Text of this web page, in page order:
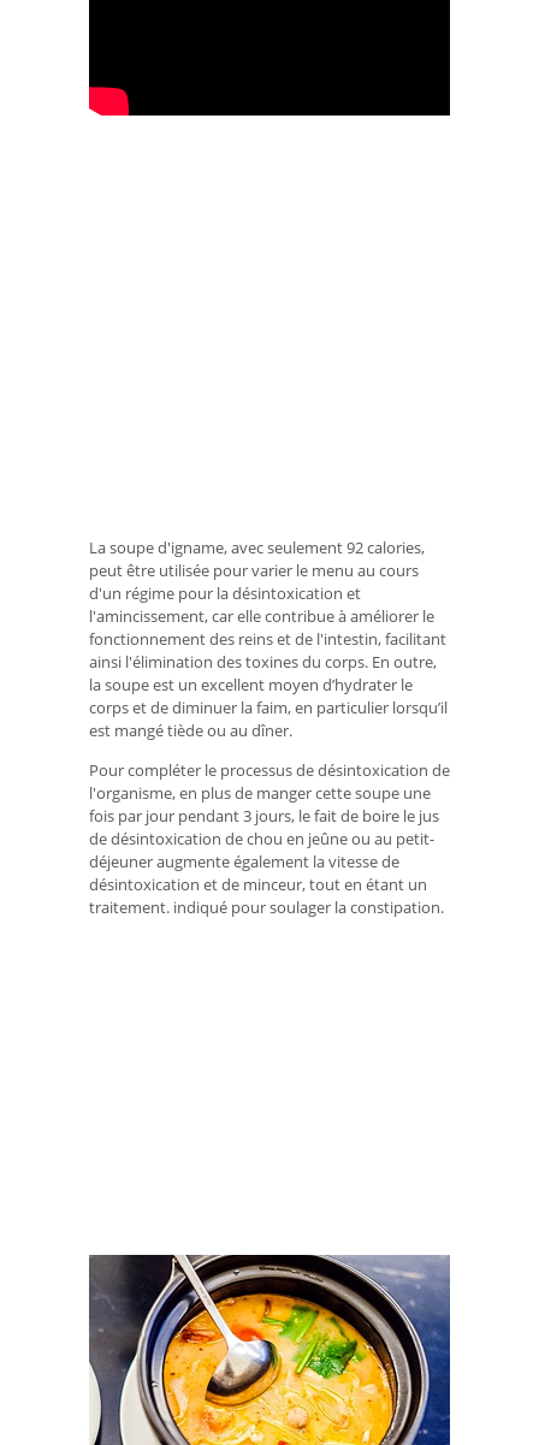
La soupe d'igname, avec seulement 92 calories,
peut être utilisée pour varier le menu au cours
d'un régime pour la désintoxication et
l'amincissement, car elle contribue à améliorer le
fonctionnement des reins et de l'intestin, facilitant
ainsi l'élimination des toxines du corps. En outre,
la soupe est un excellent moyen d’hydrater le
corps et de diminuer la faim, en particulier lorsqu’il
est mangé tiède ou au dîner.
Pour compléter le processus de désintoxication de
l'organisme, en plus de manger cette soupe une
fois par jour pendant 3 jours, le fait de boire le jus
de désintoxication de chou en jeûne ou au petit-
déjeuner augmente également la vitesse de
désintoxication et de minceur, tout en étant un
traitement. indiqué pour soulager la constipation.